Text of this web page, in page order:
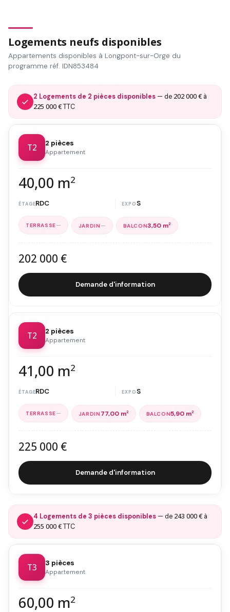
Logements neufs disponibles
Appartements disponibles à Longpont-sur-Orge du
programme réf. IDN853484
2 Logements de 2 pièces disponibles — de 202 000 € à
225 000 €TTC
T2 2 pièces
Appartement
40,00 m2
RDC S
— — 3,50 m2
202 000 €
Demande d'information
T2 2 pièces
Appartement
41,00 m2
RDC S
— 77,00 m2 5,90 m2
225 000 €
Demande d'information
4 Logements de 3 pièces disponibles — de 243 000 € à
255 000 €TTC
T3 3 pièces
Appartement
60,00 m2